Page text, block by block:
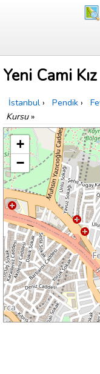
Yeni Cami
İstanbul › Pendik ›
Kursu»
+
−